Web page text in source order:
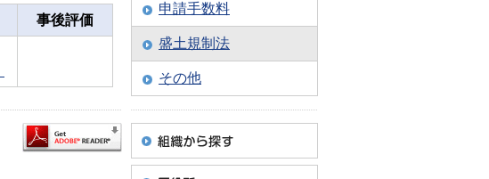
事後評価
申請手数料
盛土規制法
その他